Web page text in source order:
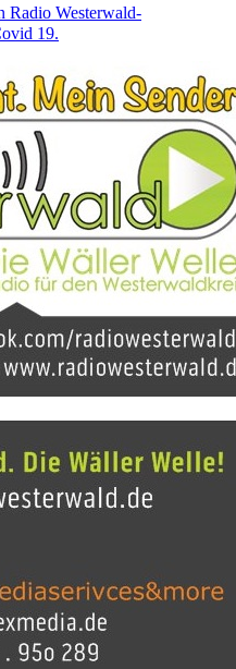
Radio Westerwald-
19.